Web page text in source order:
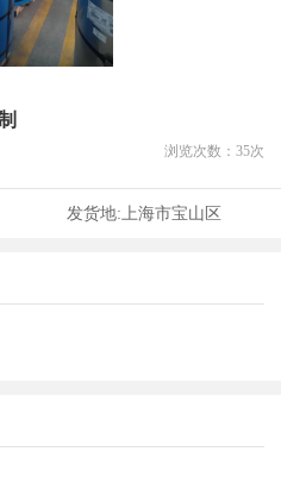
浏览次数： 35次
发货地: 上海市宝山区